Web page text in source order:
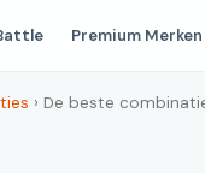
Premium Merken
› De beste